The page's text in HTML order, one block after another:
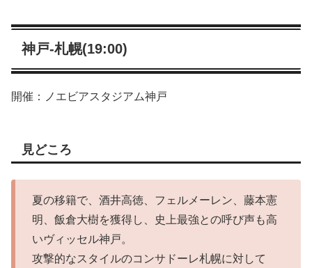
神戸-札幌(19:00)
開催：ノエビアスタジアム神戸
見どころ
夏の移籍で、酒井高徳、フェルメーレン、藤本憲
明、飯倉大樹を獲得し、史上最強との呼び声も高
いヴィッセル神戸。
攻撃的なスタイルのコンサドーレ札幌に対して